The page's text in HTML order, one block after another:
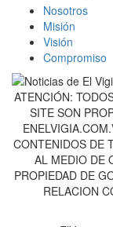
Nosotros
Misión
Visión
Compromiso
ATENCIÓN:
SITE SON
CONTENIDOS DE
AL MEDIO DE
PROPIEDAD DE
RELACION